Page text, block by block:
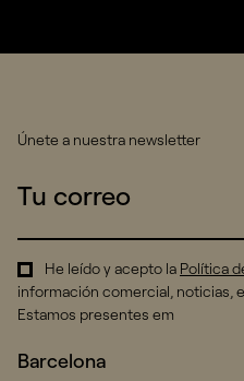
Únete a nuestra newsletter
He leído y acepto la Política
información comercial, noticias,
Estamos presentes em
Barcelona